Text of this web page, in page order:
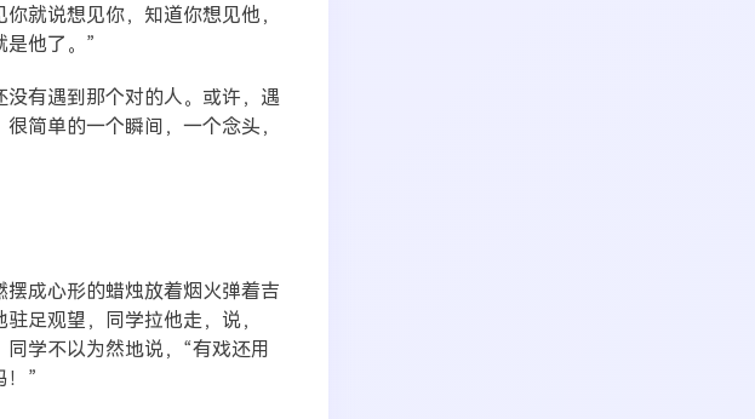
就说想见你，知道你想见他，
是他了。”
有遇到那个对的人。或许，遇
简单的一个瞬间，一个念头，
成心形的蜡烛放着烟火弹着吉
足观望，同学拉他走，说，
学不以为然地说，“有戏还用
！”